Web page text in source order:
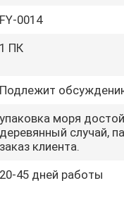
FY-0014
1 ПК
Подлежит
упаковка моря
деревянный случай,
заказ клиента.
20-45 дней работы